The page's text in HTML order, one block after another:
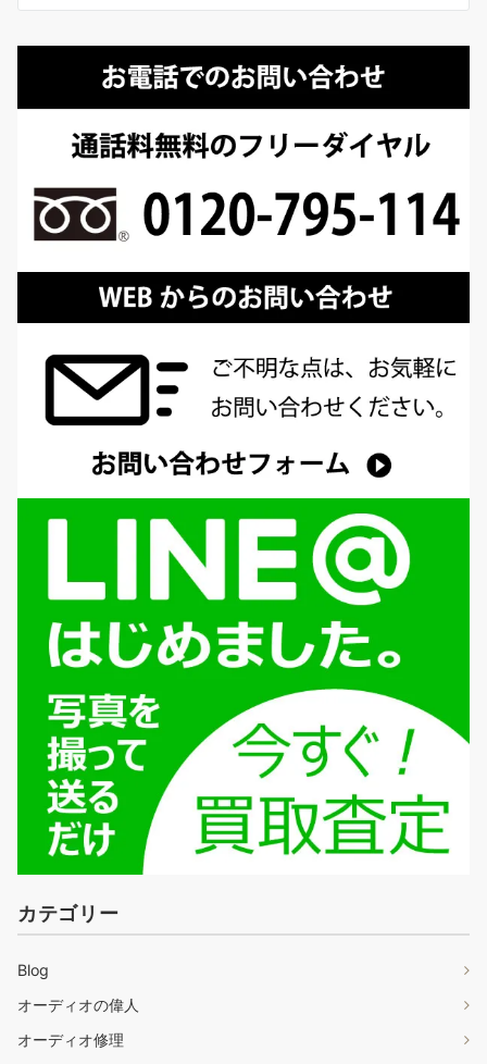
ョ
カテゴリー
Blog
オーディオの偉人
オーディオ修理